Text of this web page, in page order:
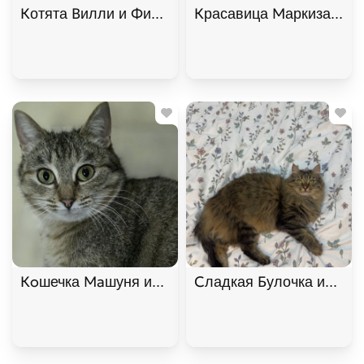
Котята Вилли и Филя ищут дом. В дар!, Табби,
Красавица Маркиза
Кoшечка Maшуня ищет дом. В дар!, Полосатый,
Сладкая Булочка ищет